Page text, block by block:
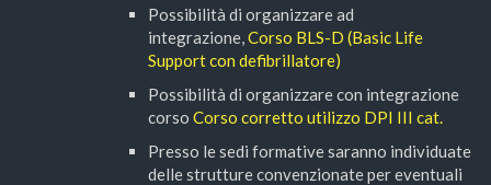
Possibilità di organizzare ad
integrazione,Corso BLS-D (Basic Life
Support con defibrillatore)
Possibilità di organizzare con integrazione
corso Corso corretto utilizzo DPI III cat.
Presso le sedi formative saranno individuate
delle strutture convenzionate per eventuali